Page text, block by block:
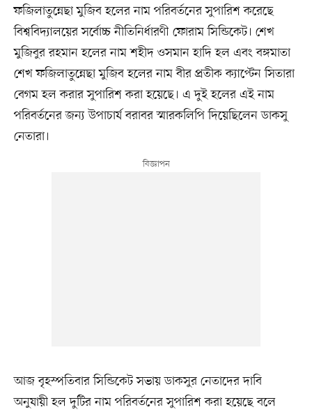
ফজিলাতুন্নেছা মুজিব হলের নাম পরিবর্তনের সুপারিশ করেছে
বিশ্ববিদ্যালয়ের সর্বোচ্চ নীতিনির্ধারণী ফোরাম সিন্ডিকেট। শেখ
মুজিবুর রহমান হলের নাম শহীদ ওসমান হাদি হল এবং বঙ্গমাতা
শেখ ফজিলাতুন্নেছা মুজিব হলের নাম বীর প্রতীক ক্যাপ্টেন সিতারা
বেগম হল করার সুপারিশ করা হয়েছে। এ দুই হলের এই নাম
পরিবর্তনের জন্য উপাচার্য বরাবর স্মারকলিপি দিয়েছিলেন ডাকসু
নেতারা।
আজ বৃহস্পতিবার সিন্ডিকেট সভায় ডাকসুর নেতাদের দাবি
অনুযায়ী হল দুটির নাম পরিবর্তনের সুপারিশ করা হয়েছে বলে